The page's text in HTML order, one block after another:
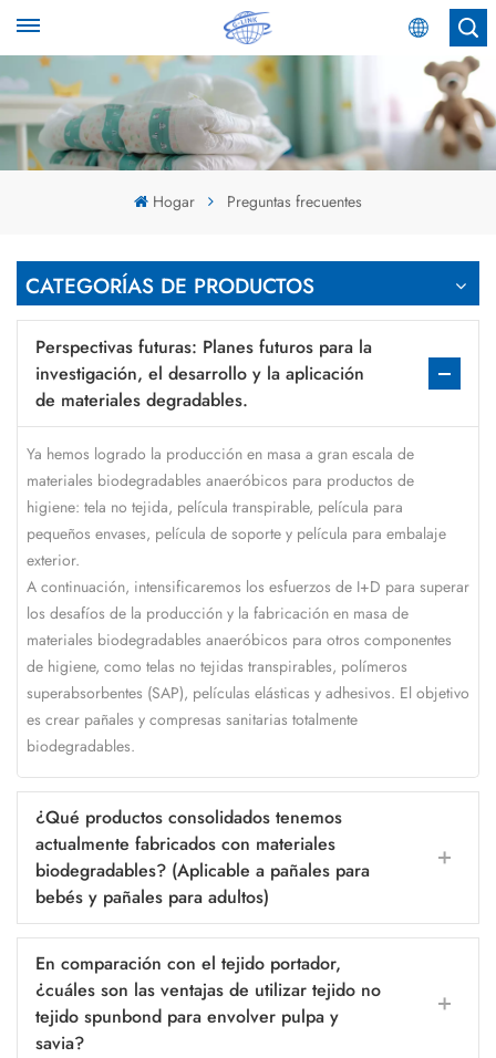
Español
English
Hogar Preguntas frecuentes
CATEGORÍAS DE PRODUCTOS
Perspectivas futuras: Planes futuros para la
investigación, el desarrollo y la aplicación
de materiales degradables.
Ya hemos logrado la producción en masa a gran escala de
materiales biodegradables anaeróbicos para productos de
higiene: tela no tejida, película transpirable, película para
pequeños envases, película de soporte y película para embalaje
exterior.
A continuación, intensificaremos los esfuerzos de I+D para superar
los desafíos de la producción y la fabricación en masa de
materiales biodegradables anaeróbicos para otros componentes
de higiene, como telas no tejidas transpirables, polímeros
superabsorbentes (SAP), películas elásticas y adhesivos. El objetivo
es crear pañales y compresas sanitarias totalmente
biodegradables.
¿Qué productos consolidados tenemos
actualmente fabricados con materiales
biodegradables? (Aplicable a pañales para
bebés y pañales para adultos)
En comparación con el tejido portador,
¿cuáles son las ventajas de utilizar tejido no
tejido spunbond para envolver pulpa y
savia?